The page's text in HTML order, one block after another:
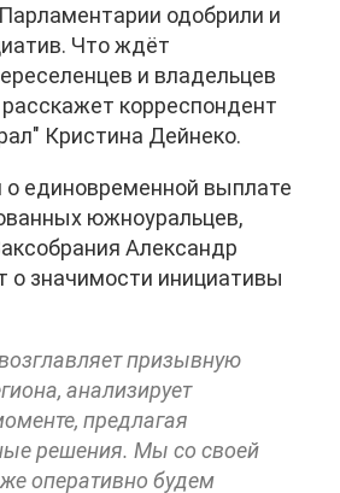
одобрили и
Что ждёт
и владельцев
корреспондент
Кристина Дейнеко.
о единовременной выплате
южноуральцев,
Александр
о значимости инициативы
призывную
анализирует
предлагая
решения. Мы со своей
оперативно будем